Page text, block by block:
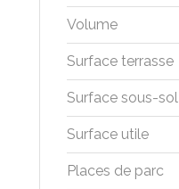
Volume
Surface terrasse
Surface sous-sol
Surface utile
Places de parc